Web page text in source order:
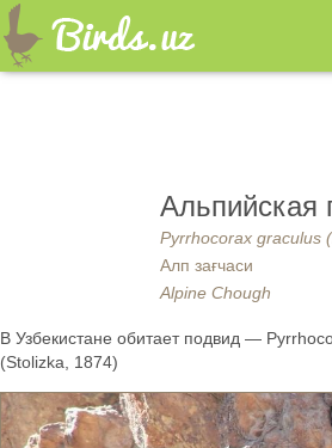
Альпийская
Pyrrhocorax graculus
Алп зағчаси
Alpine Chough
В Узбекистане обитает подвид —
(Stolizka, 1874)